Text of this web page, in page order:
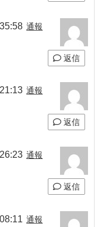
通報
返信
通報
返信
通報
返信
通報